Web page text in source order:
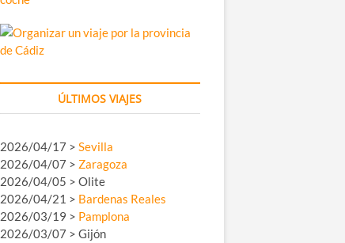
ÚLTIMOS VIAJES
2026/04/17 > Sevilla
2026/04/07 > Zaragoza
2026/04/05 > Olite
2026/04/21 > Bardenas Reales
2026/03/19 > Pamplona
2026/03/07 > Gijón